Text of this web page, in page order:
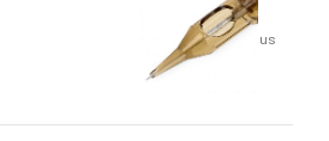
6,70lei TVA inclus